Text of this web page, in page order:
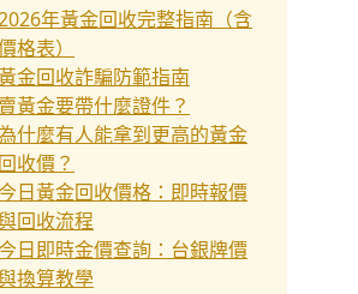
年黃金回收完整指南（含
格表）
黃金回收詐騙防範指南
賣黃金要帶什麼證件？
什麼有人能拿到更高的黃金
回收價？
日黃金回收價格：即時報價
回收流程
日即時金價查詢：台銀牌價
換算教學